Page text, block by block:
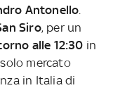
Antonello
Siro, per un
alle 12:30 in
solo mercato
in Italia di